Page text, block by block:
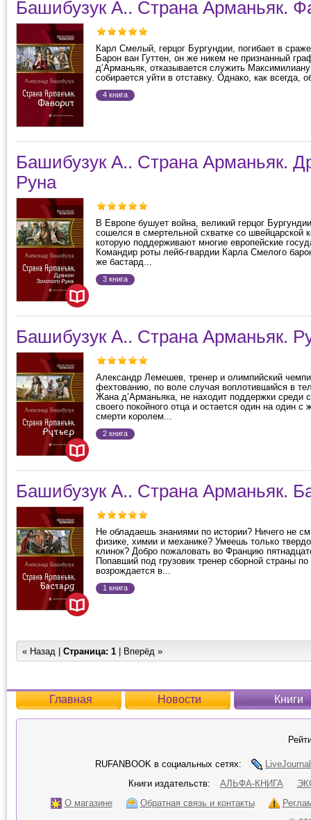
Башибузук А.. Страна Арманьяк.
Карл Смелый, герцог Бургундии, погибает в
Барон ван Гуттен, он же никем не признанный
д’Арманьяк, отказывается служить Максимилиану
собирается уйти в отставку. Однако, как всегда,
4 книга
Башибузук А.. Страна Арманьяк.
Руна
В Европе бушует война, великий герцог
сошелся в смертельной схватке со швейцарской
которую поддерживают многие европейские
Командир роты лейб-гвардии Карла Смелого
же бастард...
3 книга
Башибузук А.. Страна Арманьяк.
Александр Лемешев, тренер и олимпийский
фехтованию, по воле случая воплотившийся в
Жана д’Арманьяка, не находит поддержки среди
своего покойного отца и остается один на один
смерти королем...
2 книга
Башибузук А.. Страна Арманьяк.
Не обладаешь знаниями по истории? Ничего не
физике, химии и механике? Умеешь только
клинок? Добро пожаловать во Францию
Попавший под грузовик тренер сборной страны
возрождается в...
1 книга
« Назад | Страница: 1 | Вперёд »
Главная Новости Книги
RUFANBOOK в социальных сетях:
LiveJournal
Книги издательств:
АЛЬФА-КНИГА
О магазине
Обратная связь и контакты